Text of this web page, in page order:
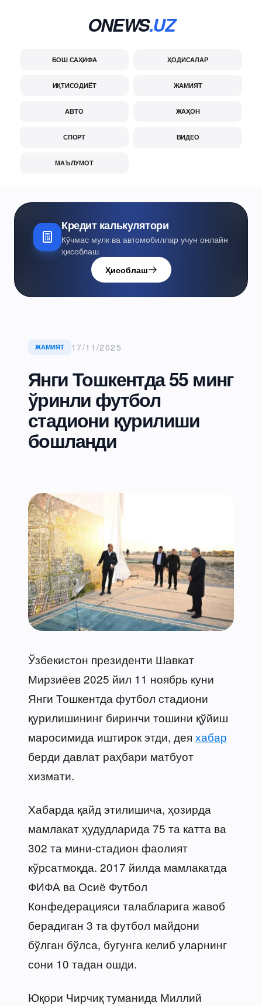
ONEWS.UZ
БОШ САҲИФА ҲОДИСАЛАР
ИҚТИСОДИЁТ ЖАМИЯТ
АВТО ЖАҲОН
СПОРТ ВИДЕО
МАЪЛУМОТ
Кредит калькулятори
Кўчмас мулк ва автомобиллар учун онлайн
ҳисоблаш
Ҳисоблаш
ЖАМИЯТ 17/11/2025
Янги Тошкентда 55 минг
ўринли футбол
стадиони қурилиши
бошланди
Ўзбекистон президенти Шавкат
Мирзиёев 2025 йил 11 ноябрь куни
Янги Тошкентда футбол стадиони
қурилишининг биринчи тошини қўйиш
маросимида иштирок этди, дея хабар
берди давлат раҳбари матбуот
хизмати.
Хабарда қайд этилишича, ҳозирда
мамлакат ҳудудларида 75 та катта ва
302 та мини-стадион фаолият
кўрсатмоқда. 2017 йилда мамлакатда
ФИФА ва Осиё Футбол
Конфедерацияси талабларига жавоб
берадиган 3 та футбол майдони
бўлган бўлса, бугунга келиб уларнинг
сони 10 тадан ошди.
Юқори Чирчиқ туманида Миллий